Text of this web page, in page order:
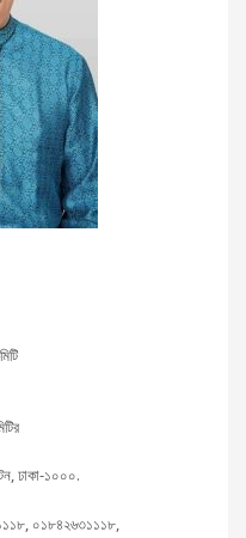
ঢাকা-১০০০.
০১৮৪২৬৩১১১৮,